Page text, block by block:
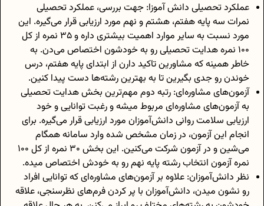
عملکرد تحصیلی دانش آموزا: جهت بررسی، عملکرد تحصیلی
نمرات سه پایه هفتم، هشتم و نهم مورد ارزیابی قرار می‌گیره. این
مورد نسبت به سایر موارد اهمیت بیشتری داره و 35 نمره از کل
100 نمره هدایت تحصیلی رو به خودشون اختصاص می‌دن. به
خاطر همینه که مشاورین تاکید دارن از ابتدای پایه هفتم، درس
خوندن رو جدی بگیرین تا به بهترین رشته‌ها دست پیدا کنین.
آزمون‌های مشاوره‌ای: رتبه دوم مهم‌ترین بخش هدایت تحصیلی
به آزمون‌های مشاوره‌ای مربوط میشه و رغبت توانایی و خود
ارزیابی سلامت روانی دانش‌آموزان مورد ارزیابی قرار می‌گیره. برای
انجام این آزمون، در زمان مشخص شده وارد سامانه همگام
می‌شین و در آزمون شرکت می‌کنین. این بخش 30 نمره از کل 100
نمره آزمون انتخاب رشته پایه نهم رو به خودش اختصاص میده.
نظر دانش‌آموزان: علاوه بر آزمون‌های مشاوره‌ای که توانایی افراد
رو نشون میدن، دانش‌آموزان با پر کردن فرم‌های نظرسنجی، علاقه